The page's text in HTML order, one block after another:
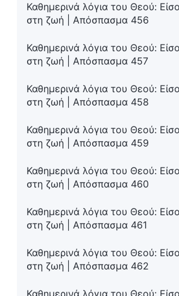
Καθημερινά λόγια του Θεού:
στη ζωή | Απόσπασμα 456
Καθημερινά λόγια του Θεού:
στη ζωή | Απόσπασμα 457
Καθημερινά λόγια του Θεού:
στη ζωή | Απόσπασμα 458
Καθημερινά λόγια του Θεού:
στη ζωή | Απόσπασμα 459
Καθημερινά λόγια του Θεού:
στη ζωή | Απόσπασμα 460
Καθημερινά λόγια του Θεού:
στη ζωή | Απόσπασμα 461
Καθημερινά λόγια του Θεού:
στη ζωή | Απόσπασμα 462
Καθημερινά λόγια του Θεού: